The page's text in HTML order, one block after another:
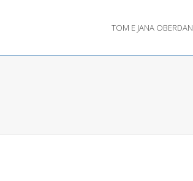
TOM E JANA OBERDAN